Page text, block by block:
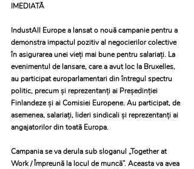
IMEDIATĂ
IndustAll Europe a lansat o nouă campanie pentru a
demonstra impactul pozitiv al negocierilor colective
în asigurarea unei vieți mai bune pentru salariați. La
evenimentul de lansare, care a avut loc la Bruxelles,
au participat europarlamentari din întregul spectru
politic, precum și reprezentanți ai Președinției
Finlandeze și ai Comisiei Europene. Au participat, de
asemenea, salariați, lideri sindicali și reprezentanți ai
angajatorilor din toată Europa.
Campania se va derula sub sloganul „Together at
Work / Împreună la locul de muncă”. Aceasta va avea